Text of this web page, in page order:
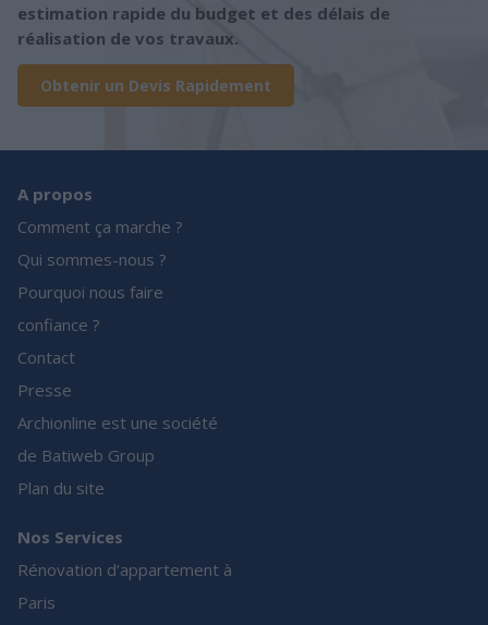
estimation rapide du budget et des délais de
réalisation de vos travaux.
Obtenir un Devis Rapidement
A propos
Comment ça marche ?
Qui sommes-nous ?
Pourquoi nous faire
confiance ?
Contact
Presse
Archionline est une société
de Batiweb Group
Plan du site
Nos Services
Rénovation d’appartement à
Paris